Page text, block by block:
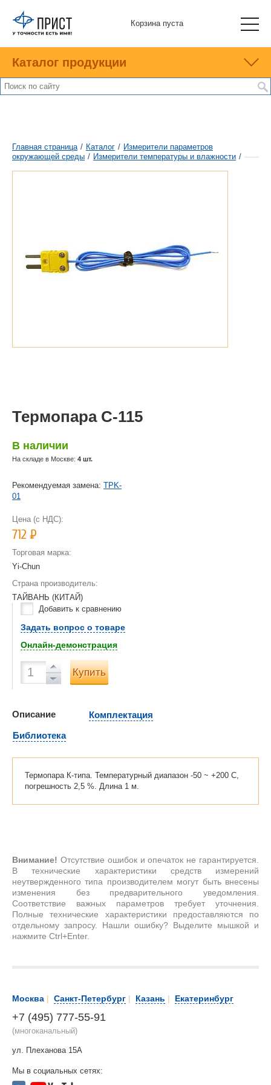
Корзина пуста
Каталог продукции
Главная страница / Каталог / Измерители параметров
окружающей среды / Измерители температуры и влажности /
Термопара С-115
В наличии
На складе в Москве: 4 шт.
Рекомендуемая замена: TPK-
01
Цена (с НДС):
712Р
Торговая марка:
Yi-Chun
Страна производитель:
ТАЙВАНЬ (КИТАЙ)
Добавить к сравнению
Задать вопрос о товаре
Онлайн-демонстрация
Купить
Описание
Комплектация
Библиотека
Термопара К-типа. Температурный диапазон -50 ~ +200 C,
погрешность 2,5 %. Длина 1 м.
Внимание! Отсутствие ошибок и опечаток не гарантируется.
В технические характеристики средств измерений
неутвержденного типа производителем могут быть внесены
изменения без предварительного уведомления.
Соответствие важных параметров требует уточнения.
Полные технические характеристики предоставляются по
отдельному запросу. Нашли ошибку? Выделите мышкой и
нажмите Ctrl+Enter.
Москва | Санкт-Петербург | Казань | Екатеринбург
+7 (495) 777-55-91
(многоканальный)
ул. Плеханова 15А
Мы в социальных сетях: